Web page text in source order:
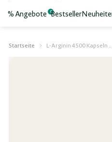
% Angebote 0Bestseller
Startseite L-Arginin 4500 Kapseln